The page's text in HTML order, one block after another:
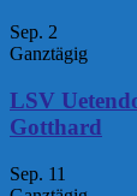
Sep. 2
Ganztägig
LSV
Gotthard
Sep. 11